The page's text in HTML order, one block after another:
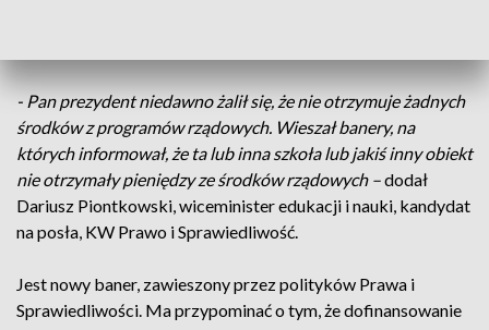
- Pan prezydent niedawno żalił się, że nie otrzymuje żadnych
środków z programów rządowych. Wieszał banery, na
których informował, że ta lub inna szkoła lub jakiś inny obiekt
nie otrzymały pieniędzy ze środków rządowych –dodał
Dariusz Piontkowski, wiceminister edukacji i nauki, kandydat
na posła, KW Prawo i Sprawiedliwość.
Jest nowy baner, zawieszony przez polityków Prawa i
Sprawiedliwości. Ma przypominać o tym, że dofinansowanie